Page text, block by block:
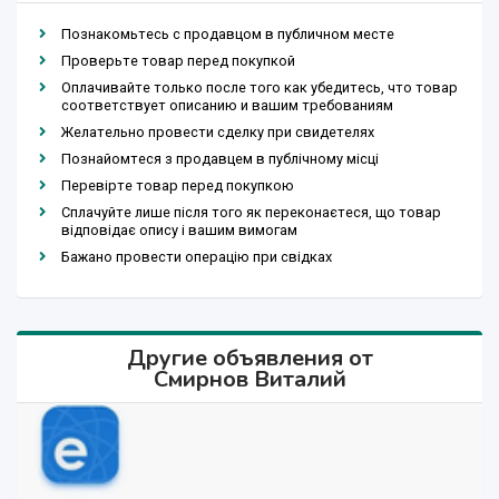
Познакомьтесь с продавцом в публичном месте
Проверьте товар перед покупкой
Оплачивайте только после того как убедитесь, что товар
соответствует описанию и вашим требованиям
Желательно провести сделку при свидетелях
Познайомтеся з продавцем в публічному місці
Перевірте товар перед покупкою
Сплачуйте лише після того як переконаєтеся, що товар
відповідає опису і вашим вимогам
Бажано провести операцію при свідках
Другие объявления от
Cмирнов Виталий